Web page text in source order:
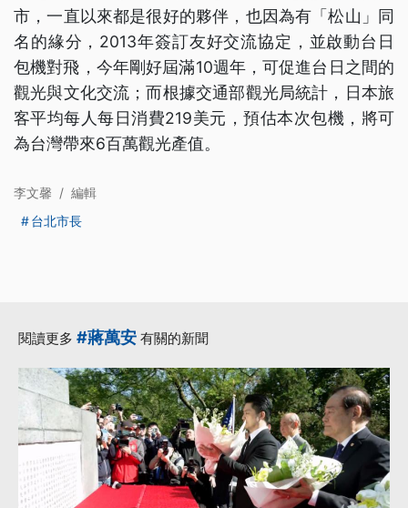
市，一直以來都是很好的夥伴，也因為有「松山」同
名的緣分，2013年簽訂友好交流協定，並啟動台日
包機對飛，今年剛好屆滿10週年，可促進台日之間的
觀光與文化交流；而根據交通部觀光局統計，日本旅
客平均每人每日消費219美元，預估本次包機，將可
為台灣帶來6百萬觀光產值。
李文馨 / 編輯
台北市長
閱讀更多 #蔣萬安 有關的新聞